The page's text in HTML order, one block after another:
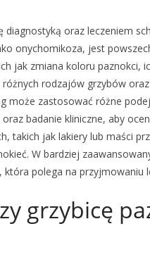
oraz leczeniem
onychomikoza, jest
jak zmiana koloru paznokci,
rodzajów grzybów
może zastosować różne
badanie kliniczne, aby
takich jak lakiery lub maści
W bardziej
polega na przyjmowaniu
grzybicę